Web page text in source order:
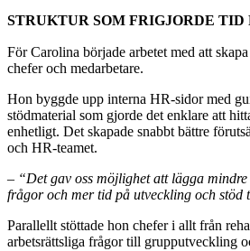
STRUKTUR SOM FRIGJORDE
För Carolina började arbetet med att
chefer och medarbetare.
Hon byggde upp interna HR-sidor med
stödmaterial som gjorde det enklare att
enhetligt. Det skapade snabbt bättre
och HR-teamet.
– “Det gav oss möjlighet att lägga
frågor och mer tid på utveckling och stöd
Parallellt stöttade hon chefer i allt från
arbetsrättsliga frågor till grupputveckling